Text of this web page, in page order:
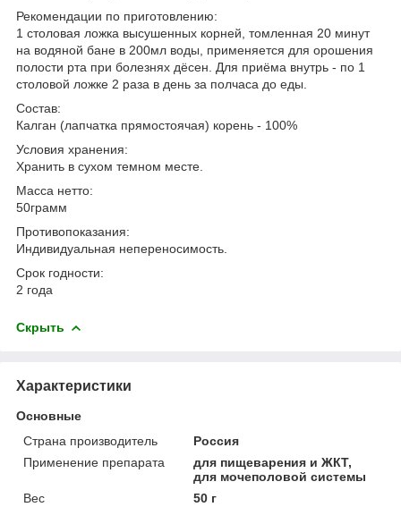
Рекомендации по приготовлению:
1 столовая ложка высушенных корней, томленная 20 минут
на водяной бане в 200мл воды, применяется для орошения
полости рта при болезнях дёсен. Для приёма внутрь - по 1
столовой ложке 2 раза в день за полчаса до еды.
Состав:
Калган (лапчатка прямостоячая) корень - 100%
Условия хранения:
Хранить в сухом темном месте.
Масса нетто:
50грамм
Противопоказания:
Индивидуальная непереносимость.
Срок годности:
2 года
Скрыть
Характеристики
Основные
Страна производитель
Россия
Применение препарата
для пищеварения и ЖКТ,
для мочеполовой системы
Вес
50 г